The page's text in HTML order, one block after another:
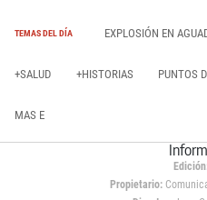
TEMAS DEL DÍA EXPLOSIÓN EN
+SALUD +HISTORIAS PUNTOS
MAS E
Propietario: